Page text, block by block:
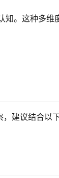
知。这种多维
，建议结合以